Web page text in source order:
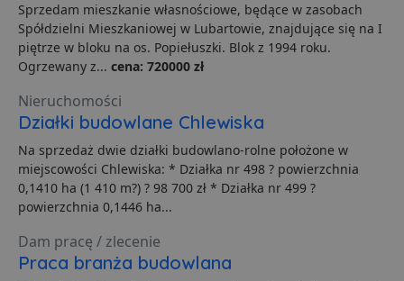
Sprzedam mieszkanie własnościowe, będące w zasobach
Spółdzielni Mieszkaniowej w Lubartowie, znajdujące się na I
piętrze w bloku na os. Popiełuszki. Blok z 1994 roku.
Ogrzewany z... cena: 720000 zł
Nieruchomości
Działki budowlane Chlewiska
Na sprzedaż dwie działki budowlano-rolne położone w
miejscowości Chlewiska: * Działka nr 498 ? powierzchnia
0,1410 ha (1 410 m?) ? 98 700 zł * Działka nr 499 ?
powierzchnia 0,1446 ha...
Dam pracę / zlecenie
Praca branża budowlana
Funkcjonalność Niesklasyfikowane
Niezbędne Wydajność
Targetowanie
Funkcjonalność
Niezbędne pliki cookie umożliwiają korzystanie z
podstawowych funkcji strony internetowej, takich jak
logowanie użytkownika i zarządzanie kontem. Bez